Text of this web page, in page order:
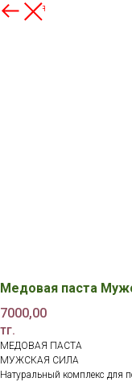
Вернуться
Медовая паста
7000,00
тг.
МЕДОВАЯ ПАСТА
МУЖСКАЯ СИЛА
Натуральный комплекс для